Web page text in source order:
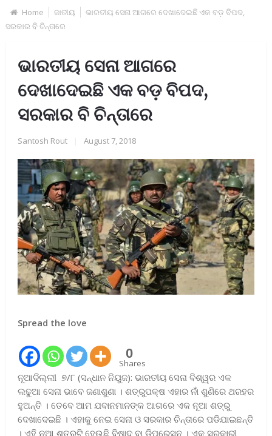
Home ଜାତୀୟ
ଭାରତୀୟ ସେନା ଆଗରେ ଦେଖାଦେଇଛି ଏକ ବଡ଼ ବିପଦ,
ସରକାର ବି ଚିନ୍ତାରେ
ଭାରତୀୟ ସେନା ଆଗରେ
ଦେଖାଦେଇଛି ଏକ ବଡ଼ ବିପଦ,
ସରକାର ବି ଚିନ୍ତାରେ
Santosh Rout August 7, 2018
Spread the love
0
Shares
ନୂଆଦିଲ୍ଲୀ ୭/୮ (ସନ୍ଧାନ ନିୟୁଜ): ଭାରତୀୟ ସେନା ବିଶ୍ୱର ଏକ
ଲଢୁଆ ସେନା ଭାବେ ଜଣାଶୁଣା । ଶତ୍ରୁପକ୍ଷ ଏହାର ନାଁ ଶୁଣିରେ ଥରହର
ହୁଅନ୍ତି । ତେବେ ଆମ ଯବାନମାନଙ୍କ ଆଗରେ ଏକ ନୂଆ ଶତ୍ରୁ
ଦେଖାଦେଇଛି । ଏହାକୁ ନେଇ ସେନା ଓ ସରକାର ଚିନ୍ତାରେ ପଡିଯାଇଛନ୍ତି
। ଏହି ନୂଆ ଶତ୍ରୁଟି ହେଉଛି ବିଷାଦ ବା ଡିପ୍ରେସନ । ଏକ ସରକାରୀ